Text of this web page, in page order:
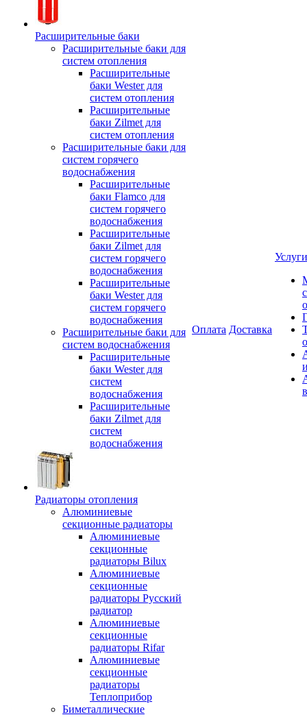
Расширительные баки
Расширительные баки для
систем отопления
Расширительные
баки Wester для
систем отопления
Расширительные
баки Zilmet для
систем отопления
Расширительные баки для
систем горячего
водоснабжения
Расширительные
баки Flamco для
систем горячего
водоснабжения
Расширительные
баки Zilmet для
систем горячего
водоснабжения
Расширительные
баки Wester для
систем горячего
водоснабжения
Расширительные баки для
систем водоснабжения
Расширительные
баки Wester для
систем
водоснабжения
Расширительные
баки Zilmet для
систем
водоснабжения
Радиаторы отопления
Алюминиевые
секционные радиаторы
Алюминиевые
секционные
радиаторы Bilux
Алюминиевые
секционные
радиаторы Русский
радиатор
Алюминиевые
секционные
радиаторы Rifar
Алюминиевые
секционные
радиаторы
Теплоприбор
Биметаллические
Оплата Доставка
Услуги